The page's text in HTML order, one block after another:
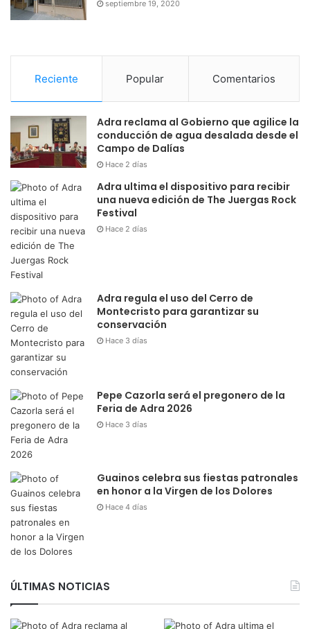
septiembre 19, 2020
Reciente Popular Comentarios
Adra reclama al Gobierno que agilice la
conducción de agua desalada desde el
Campo de Dalías
Hace 2 días
Adra ultima el dispositivo para recibir
una nueva edición de The Juergas Rock
Festival
Hace 2 días
Adra regula el uso del Cerro de
Montecristo para garantizar su
conservación
Hace 3 días
Pepe Cazorla será el pregonero de la
Feria de Adra 2026
Hace 3 días
Guainos celebra sus fiestas patronales
en honor a la Virgen de los Dolores
Hace 4 días
ÚLTIMAS NOTICIAS